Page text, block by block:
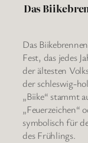
Das
Das
Fest, das jedes
der ältesten
der schleswig-
„Biike“ stammt
„Feuerzeichen“
symbolisch für
des Frühlings.